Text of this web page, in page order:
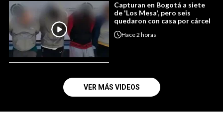
Capturan en Bogotá a siete
de 'Los Mesa', pero seis
quedaron con casa por cárcel
Hace2 horas
VER MÁS VIDEOS